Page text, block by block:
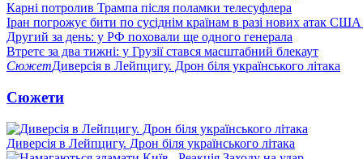
Карні потролив Трампа після поламки телесуфлера
Іран погрожує бити по сусіднім країнам в разі нових атак
Другий за день: у РФ поховали ще одного генерала
Втретє за два тижні: у Грузії стався масштабний блекаут
СюжетДиверсія в Лейпцигу. Дрон біля українського літака
Сюжети
Диверсія в Лейпцигу. Дрон біля українського літака